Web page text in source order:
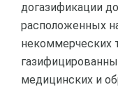
догазификации
расположенных
некоммерческих
медицинских и